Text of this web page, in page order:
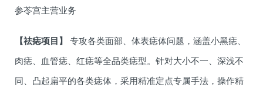
参苓宫主营业务
【祛痣项目】
专攻各类面部、体表痣体问题，涵盖小黑痣、
肉痣、血管痣、红痣等全品类痣型。针对大小不一、深浅不
同、凸起扁平的各类痣体，采用精准定点专属手法，操作精